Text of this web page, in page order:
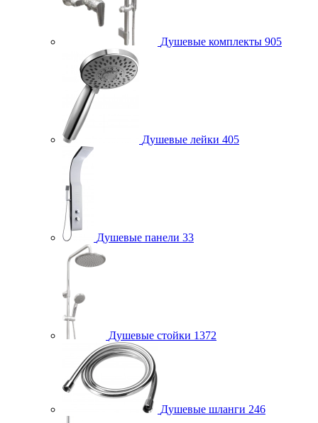
Душевые комплекты 905
Душевые лейки 405
Душевые панели 33
Душевые стойки 1372
Душевые шланги 246